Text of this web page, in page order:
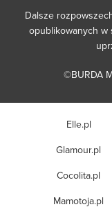
Dalsze
opublikowanych w
©BURDA
Elle.pl
Glamour.pl
Cocolita.pl
Mamotoja.pl